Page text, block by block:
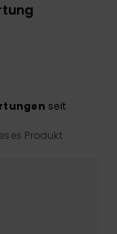
seit
Produkt